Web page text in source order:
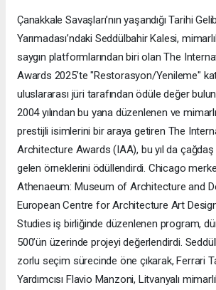
Çanakkale Savaşları’nın yaşandığı Tarihi
Yarımadası’ndaki Seddülbahir Kalesi,
saygın platformlarından biri olan The
Awards 2025’te "Restorasyon/Yenileme"
uluslararası jüri tarafından ödüle değer
2004 yılından bu yana düzenlenen ve
prestijli isimlerini bir araya getiren The
Architecture Awards (IAA), bu yıl da çağdaş
gelen örneklerini ödüllendirdi. Chicago
Athenaeum: Museum of Architecture and
European Centre for Architecture Art
Studies iş birliğinde düzenlenen program,
500’ün üzerinde projeyi değerlendirdi.
zorlu seçim sürecinde öne çıkarak, Ferrari
Yardımcısı Flavio Manzoni, Litvanyalı